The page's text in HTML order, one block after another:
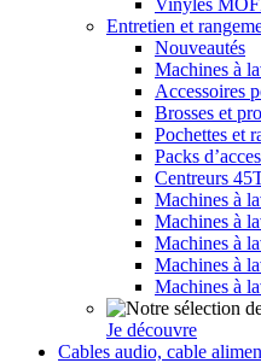
Entretien et
Nouveautés
Machines à
Accessoires
Brosses et
Pochettes et
Packs
Centreurs
Machines à
Machines à
Machines à
Machines à
Machines à
Je découvre
Cables audio, cable